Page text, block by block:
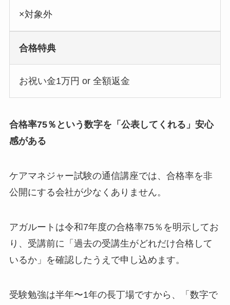
×対象外
合格特典
お祝い金1万円 or 全額返金
合格率75％という数字を「公表してくれる」安心
感がある
ケアマネジャー試験の通信講座では、合格率を非
公開にする会社が少なくありません。
アガルートは令和7年度の合格率75％を明示してお
り、受講前に「過去の受講生がどれだけ合格して
いるか」を確認したうえで申し込めます。
受験勉強は半年〜1年の長丁場ですから、「数字で